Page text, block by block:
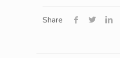
Share